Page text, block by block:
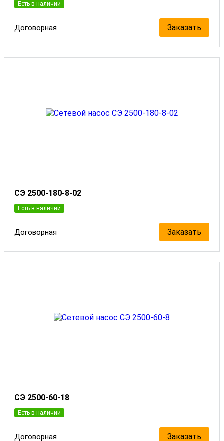
Есть в наличии
Договорная Заказать
СЭ 2500-180-8-02
Есть в наличии
Договорная Заказать
СЭ 2500-60-18
Есть в наличии
Договорная Заказать